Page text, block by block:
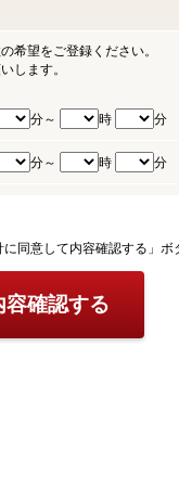
希望をご登録ください。
します。
分～ 時 分
分～ 時 分
同意して内容確認する」
容確認する